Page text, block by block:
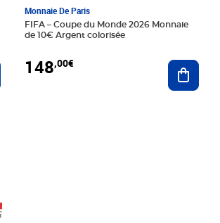
au panier
Monnaie De Paris
FIFA – Coupe du Monde 2026 Monnaie
de 10€ Argent colorisée
148,00€